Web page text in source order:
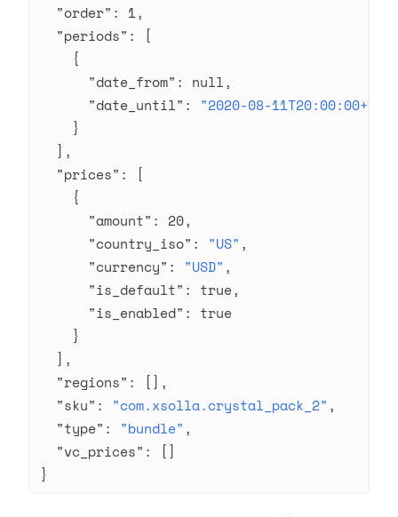
  "order"
: 1,
  "periods"
: [
    {
      "date_from"
: null,
      "date_until"
: "2020-08-
    }
  ],
  "prices"
: [
    {
      "amount"
: 20,
      "country_iso"
: "US" ,
      "currency"
: "USD" ,
      "is_default"
: true,
      "is_enabled"
: true
    }
  ],
  "regions"
: [],
  "sku"
: "com.xsolla.crystal_pack_2" ,
  "type"
: "bundle" ,
  "vc_prices"
: []
}